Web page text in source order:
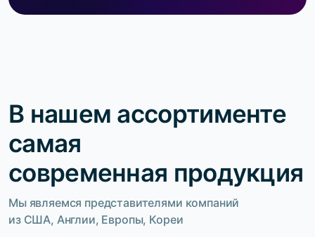
В нашем ассортименте
самая
современная продукция
Мы являемся представителями компаний
из США, Англии, Европы, Кореи